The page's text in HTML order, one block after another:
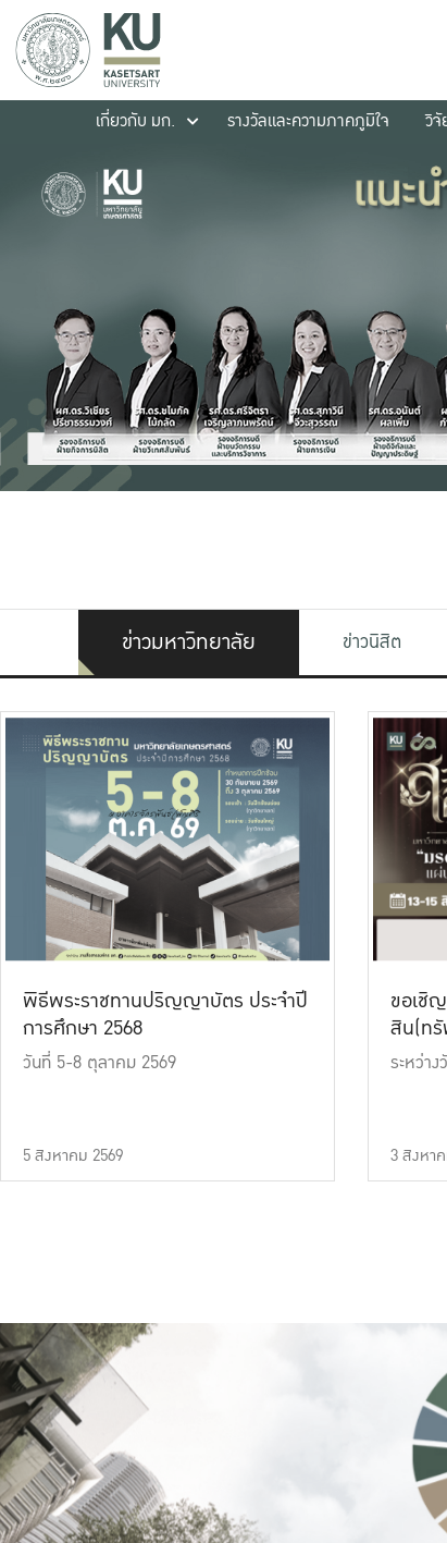
เกี่ยวกับ มก.
รางวัลและความภาคภูมิใจ วิจั
ข่าวมหาวิทยาลัย ข่าวนิสิต
พิธีพระราชทานปริญญาบัตร ประจำปี
การศึกษา 2568
วันที่ 5-8 ตุลาคม 2569
5 สิงหาคม 2569
ขอเชิ
สิน(ท
ระหว่า
3 สิงหา